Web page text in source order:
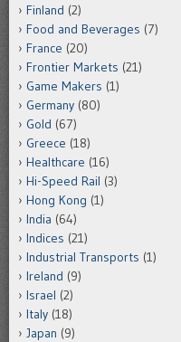
Finland (2)
Food and Beverages (7)
France (20)
Frontier Markets (21)
Game Makers (1)
Germany (80)
Gold (67)
Greece (18)
Healthcare (16)
Hi-Speed Rail (3)
Hong Kong (1)
India (64)
Indices (21)
Industrial Transports (1)
Ireland (9)
Israel (2)
Italy (18)
Japan (9)